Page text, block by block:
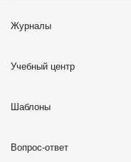
Журналы
Учебный центр
Шаблоны
Вопрос-ответ